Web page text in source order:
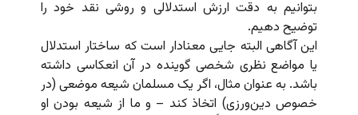
بتوانیم به دقت ارزش استدلالی و روشی نقد خود را
توضیح دهیم.
این آگاهی البته جایی معنادار است که ساختار استدلال
یا مواضع نظری شخصی گوینده در آن انعکاسی داشته
باشد. به عنوان مثال، اگر یک مسلمان شیعه موضعی (در
خصوص دین‌ورزی) اتخاذ کند – و ما از شیعه بودن او